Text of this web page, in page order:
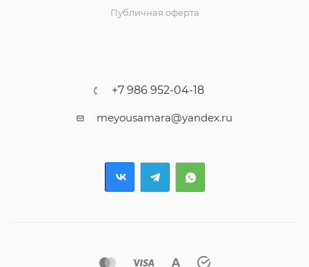
Публичная оферта
+7 986 952-04-18
meyousamara@yandex.ru